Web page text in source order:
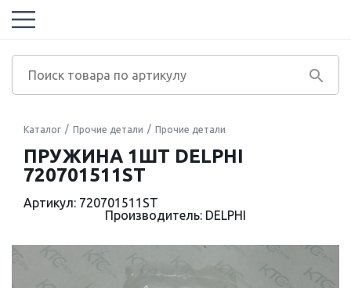
Каталог Прочие детали Прочие детали
ПРУЖИНА 1ШТ DELPHI
720701511ST
Артикул: 720701511ST
Производитель: DELPHI